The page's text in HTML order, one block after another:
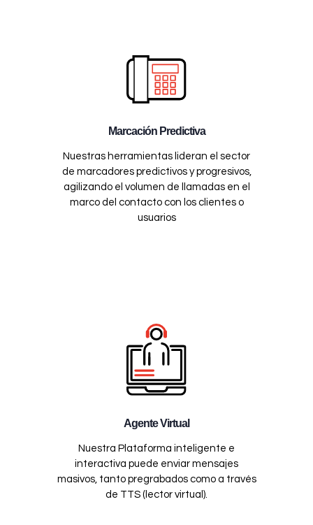
Marcación Predictiva
Nuestras herramientas lideran el sector
de marcadores predictivos y progresivos,
agilizando el volumen de llamadas en el
marco del contacto con los clientes o
usuarios
Agente Virtual
Nuestra Plataforma inteligente e
interactiva puede enviar mensajes
masivos, tanto pregrabados como a través
de TTS (lector virtual).